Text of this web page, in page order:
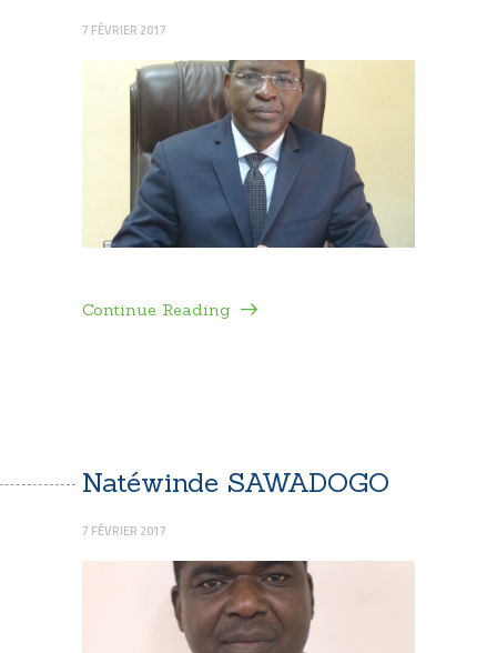
7 FÉVRIER 2017
Continue Reading
Natéwinde SAWADOGO
7 FÉVRIER 2017